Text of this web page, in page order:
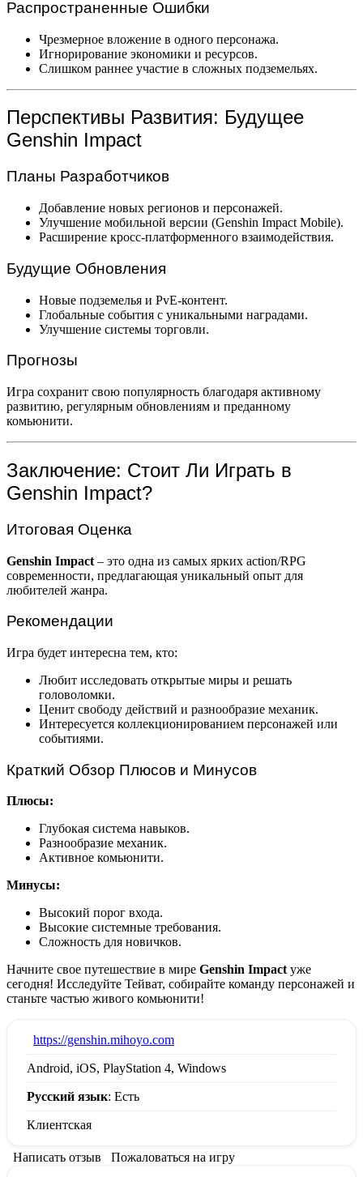
Распространенные Ошибки
Чрезмерное вложение в одного персонажа.
Игнорирование экономики и ресурсов.
Слишком раннее участие в сложных подземельях.
Перспективы Развития: Будущее
Genshin Impact
Планы Разработчиков
Добавление новых регионов и персонажей.
Улучшение мобильной версии (Genshin Impact Mobile).
Расширение кросс-платформенного взаимодействия.
Будущие Обновления
Новые подземелья и PvE-контент.
Глобальные события с уникальными наградами.
Улучшение системы торговли.
Прогнозы
Игра сохранит свою популярность благодаря активному
развитию, регулярным обновлениям и преданному
комьюнити.
Заключение: Стоит Ли Играть в
Genshin Impact?
Итоговая Оценка
Genshin Impact – это одна из самых ярких action/RPG
современности, предлагающая уникальный опыт для
любителей жанра.
Рекомендации
Игра будет интересна тем, кто:
Любит исследовать открытые миры и решать
головоломки.
Ценит свободу действий и разнообразие механик.
Интересуется коллекционированием персонажей или
событиями.
Краткий Обзор Плюсов и Минусов
Плюсы:
Глубокая система навыков.
Разнообразие механик.
Активное комьюнити.
Минусы:
Высокий порог входа.
Высокие системные требования.
Сложность для новичков.
Начните свое путешествие в мире Genshin Impact уже
сегодня! Исследуйте Тейват, собирайте команду персонажей и
станьте частью живого комьюнити!
https://genshin.mihoyo.com
Android, iOS, PlayStation 4, Windows
Русский язык: Есть
Клиентская
Написать отзыв Пожаловаться на игру